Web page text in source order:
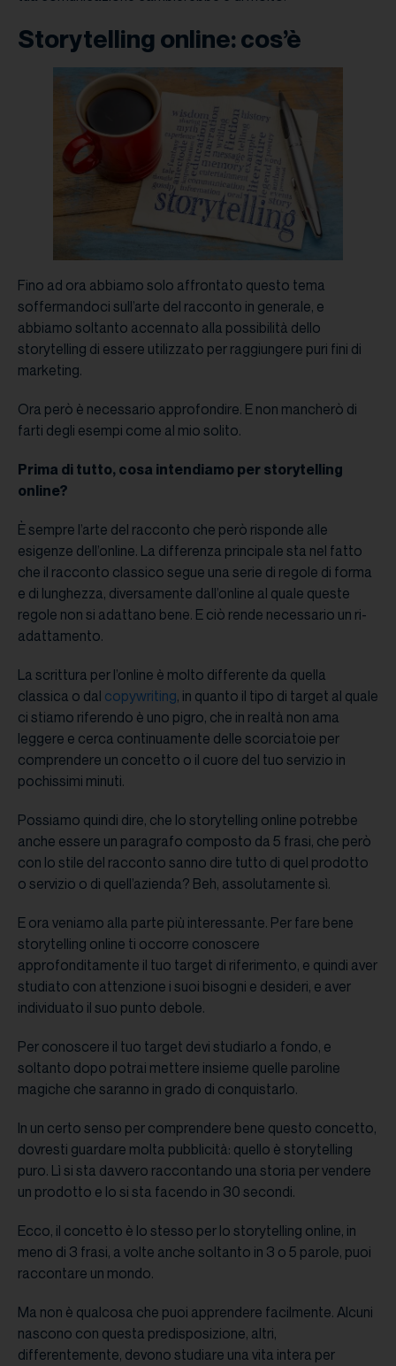
Storytelling online: cos’è
Fino ad ora abbiamo solo affrontato questo tema
soffermandoci sull’arte del racconto in generale, e
abbiamo soltanto accennato alla possibilità dello
storytelling di essere utilizzato per raggiungere puri fini di
marketing.
Ora però è necessario approfondire. E non mancherò di
farti degli esempi come al mio solito.
Prima di tutto, cosa intendiamo per storytelling
online?
È sempre l’arte del racconto che però risponde alle
esigenze dell’online. La differenza principale sta nel fatto
che il racconto classico segue una serie di regole di forma
e di lunghezza, diversamente dall’online al quale queste
regole non si adattano bene. E ciò rende necessario un ri-
adattamento.
La scrittura per l’online è molto differente da quella
classica o dal copywriting, in quanto il tipo di target al quale
ci stiamo riferendo è uno pigro, che in realtà non ama
leggere e cerca continuamente delle scorciatoie per
comprendere un concetto o il cuore del tuo servizio in
pochissimi minuti.
Possiamo quindi dire, che lo storytelling online potrebbe
anche essere un paragrafo composto da 5 frasi, che però
con lo stile del racconto sanno dire tutto di quel prodotto
o servizio o di quell’azienda? Beh, assolutamente sì.
E ora veniamo alla parte più interessante. Per fare bene
storytelling online ti occorre conoscere
approfonditamente il tuo target di riferimento, e quindi aver
studiato con attenzione i suoi bisogni e desideri, e aver
individuato il suo punto debole.
Per conoscere il tuo target devi studiarlo a fondo, e
soltanto dopo potrai mettere insieme quelle paroline
magiche che saranno in grado di conquistarlo.
In un certo senso per comprendere bene questo concetto,
dovresti guardare molta pubblicità: quello è storytelling
puro. Lì si sta davvero raccontando una storia per vendere
un prodotto e lo si sta facendo in 30 secondi.
Ecco, il concetto è lo stesso per lo storytelling online, in
meno di 3 frasi, a volte anche soltanto in 3 o 5 parole, puoi
raccontare un mondo.
Ma non è qualcosa che puoi apprendere facilmente. Alcuni
nascono con questa predisposizione, altri,
differentemente, devono studiare una vita intera per